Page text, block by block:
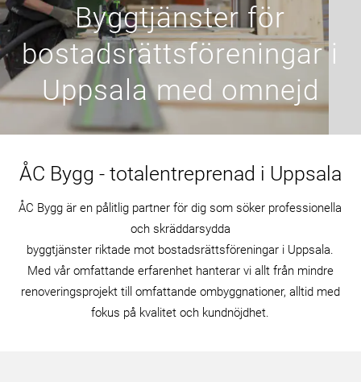
Byggtjänster för
bostadsrättsföreningar i
Uppsala med omnejd
ÅC Bygg - totalentreprenad i Uppsala
ÅC Bygg är en pålitlig partner för dig som söker professionella
och skräddarsydda
byggtjänster riktade mot bostadsrättsföreningar i Uppsala.
Med vår omfattande erfarenhet hanterar vi allt från mindre
renoveringsprojekt till omfattande ombyggnationer, alltid med
fokus på kvalitet och kundnöjdhet.